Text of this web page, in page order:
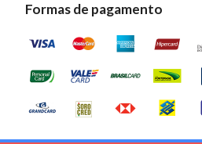
Formas de pagamento